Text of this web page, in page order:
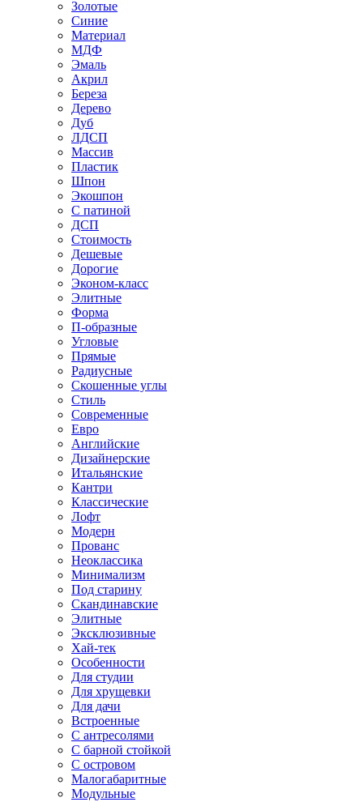
Золотые
Синие
Материал
МДФ
Эмаль
Акрил
Береза
Дерево
Дуб
ЛДСП
Массив
Пластик
Шпон
Экошпон
С патиной
ДСП
Стоимость
Дешевые
Дорогие
Эконом-класс
Элитные
Форма
П-образные
Угловые
Прямые
Радиусные
Скошенные углы
Стиль
Современные
Евро
Английские
Дизайнерские
Итальянские
Кантри
Классические
Лофт
Модерн
Прованс
Неоклассика
Минимализм
Под старину
Скандинавские
Элитные
Эксклюзивные
Хай-тек
Особенности
Для студии
Для хрущевки
Для дачи
Встроенные
С антресолями
С барной стойкой
С островом
Малогабаритные
Модульные